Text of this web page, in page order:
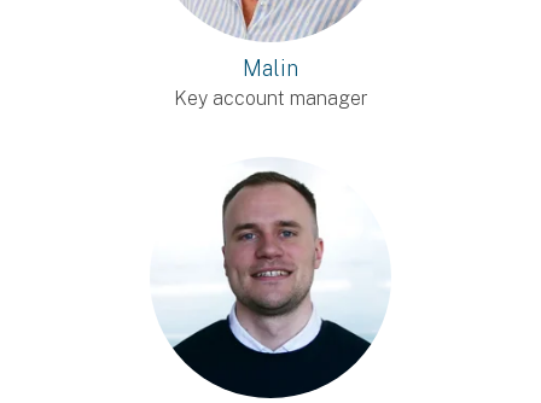
Malin
Key account manager